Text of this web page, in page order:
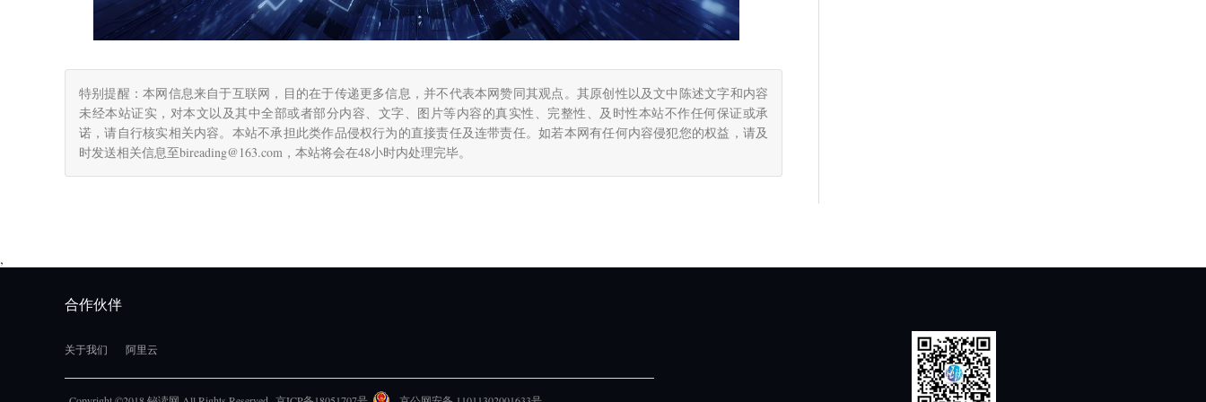
特别提醒：本网信息来自于互联网，目的在于传递更多信息，并不代表本网赞同其观点。其原创性以及文中陈述文字和内容
未经本站证实，对本文以及其中全部或者部分内容、文字、图片等内容的真实性、完整性、及时性本站不作任何保证或承
诺，请自行核实相关内容。本站不承担此类作品侵权行为的直接责任及连带责任。如若本网有任何内容侵犯您的权益，请及
时发送相关信息至bireading@163.com，本站将会在48小时内处理完毕。
,
合作伙伴
关于我们 阿里云